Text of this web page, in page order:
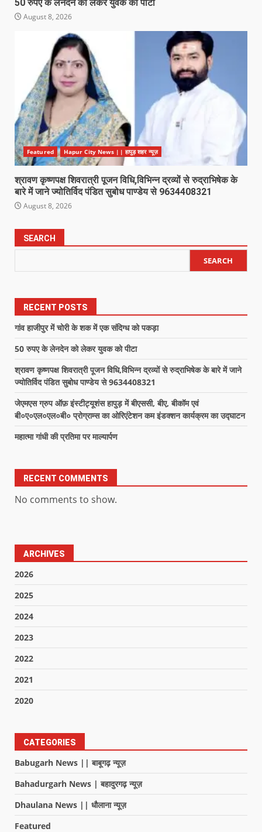
50 रुपए के लेनदेन को लेकर युवक को पीटा
August 8, 2026
Featured Hapur City News || हापुड़ शहर न्यूज़
श्रावण कृष्णपक्ष शिवरात्री पूजन विधि,विभिन्न द्रव्यों से रुद्राभिषेक के
बारे में जाने ज्योतिर्विद पंडित सुबोध पाण्डेय से 9634408321
August 8, 2026
SEARCH
SEARCH
RECENT POSTS
गांव हाजीपुर में चोरी के शक में एक संदिग्ध को पकड़ा
50 रुपए के लेनदेन को लेकर युवक को पीटा
श्रावण कृष्णपक्ष शिवरात्री पूजन विधि,विभिन्न द्रव्यों से रुद्राभिषेक के बारे में जाने
ज्योतिर्विद पंडित सुबोध पाण्डेय से 9634408321
जेएमएस ग्रुप ऑफ़ इंस्टीट्यूशंस हापुड़ में बीएससी, बीए, बीकॉम एवं
बी०ए०एल०एल०बी० प्रोग्राम्स का ओरिएंटेशन कम इंडक्शन कार्यक्रम का उद्घाटन
महात्मा गांधी की प्रतिमा पर माल्यार्पण
RECENT COMMENTS
No comments to show.
ARCHIVES
2026
2025
2024
2023
2022
2021
2020
CATEGORIES
Babugarh News || बाबूगढ़ न्यूज़
Bahadurgarh News | बहादुरगढ़ न्यूज़
Dhaulana News || धौलाना न्यूज़
Featured